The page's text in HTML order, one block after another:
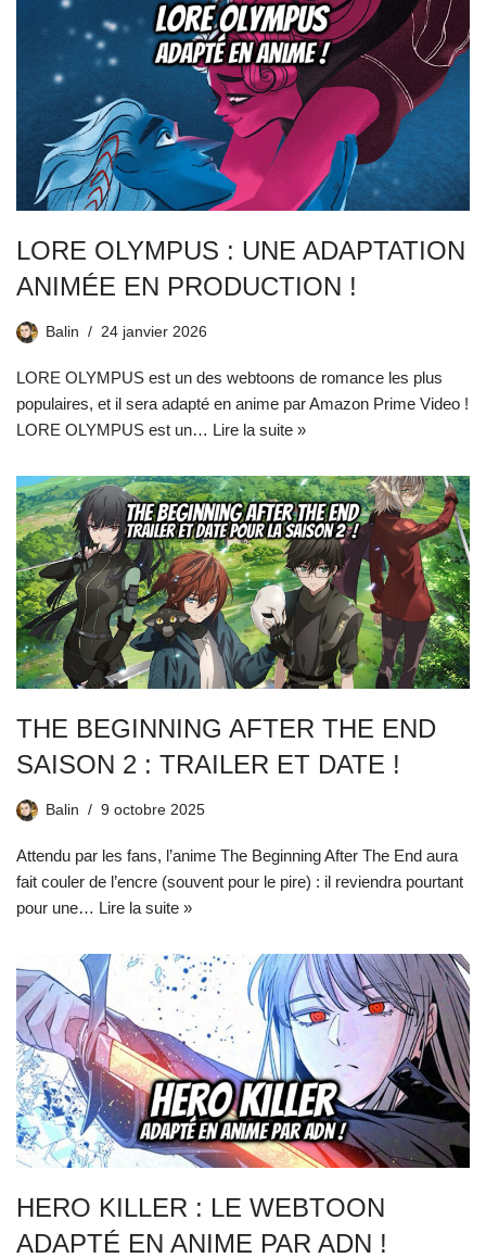
LORE OLYMPUS : UNE ADAPTATION
ANIMÉE EN PRODUCTION !
Balin 24 janvier 2026
LORE OLYMPUS est un des webtoons de romance les plus
populaires, et il sera adapté en anime par Amazon Prime Video !
LORE OLYMPUS est un… Lire la suite »
THE BEGINNING AFTER THE END
SAISON 2 : TRAILER ET DATE !
Balin 9 octobre 2025
Attendu par les fans, l’anime The Beginning After The End aura
fait couler de l’encre (souvent pour le pire) : il reviendra pourtant
pour une… Lire la suite »
HERO KILLER : LE WEBTOON
ADAPTÉ EN ANIME PAR ADN !